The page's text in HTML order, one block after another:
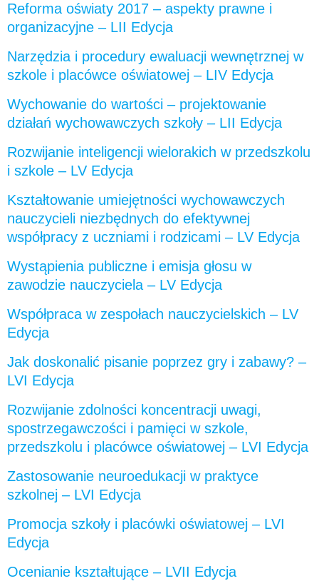
Reforma oświaty 2017 – aspekty prawne i
organizacyjne – LII Edycja
Narzędzia i procedury ewaluacji wewnętrznej w
szkole i placówce oświatowej – LIV Edycja
Wychowanie do wartości – projektowanie
działań wychowawczych szkoły – LII Edycja
Rozwijanie inteligencji wielorakich w przedszkolu
i szkole – LV Edycja
Kształtowanie umiejętności wychowawczych
nauczycieli niezbędnych do efektywnej
współpracy z uczniami i rodzicami – LV Edycja
Wystąpienia publiczne i emisja głosu w
zawodzie nauczyciela – LV Edycja
Współpraca w zespołach nauczycielskich – LV
Edycja
Jak doskonalić pisanie poprzez gry i zabawy? –
LVI Edycja
Rozwijanie zdolności koncentracji uwagi,
spostrzegawczości i pamięci w szkole,
przedszkolu i placówce oświatowej – LVI Edycja
Zastosowanie neuroedukacji w praktyce
szkolnej – LVI Edycja
Promocja szkoły i placówki oświatowej – LVI
Edycja
Ocenianie kształtujące – LVII Edycja